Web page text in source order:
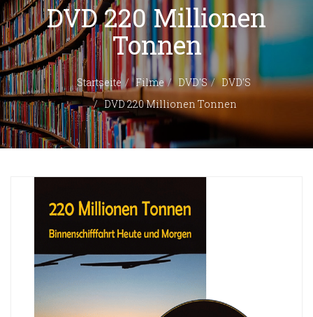
DVD 220 Millionen
Tonnen
Startseite Filme DVD'S
DVD'S
DVD 220 Millionen Tonnen